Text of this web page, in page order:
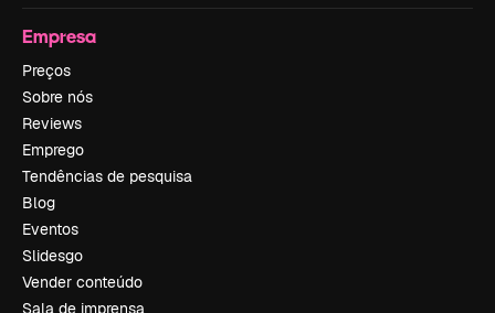
Empresa
Preços
Sobre nós
Reviews
Emprego
Tendências de pesquisa
Blog
Eventos
Slidesgo
Vender conteúdo
Sala de imprensa